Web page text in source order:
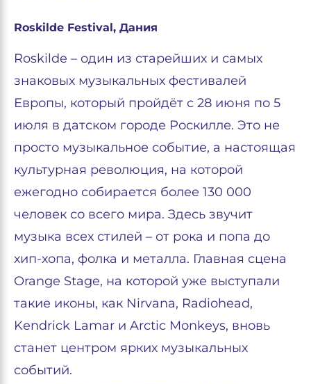
Roskilde Festival, Дания
Roskilde – один из старейших и самых
знаковых музыкальных фестивалей
Европы, который пройдёт с 28 июня по 5
июля в датском городе Роскилле. Это не
просто музыкальное событие, а настоящая
культурная революция, на которой
ежегодно собирается более 130 000
человек со всего мира. Здесь звучит
музыка всех стилей – от рока и попа до
хип-хопа, фолка и металла. Главная сцена
Orange Stage, на которой уже выступали
такие иконы, как Nirvana, Radiohead,
Kendrick Lamar и Arctic Monkeys, вновь
станет центром ярких музыкальных
событий.